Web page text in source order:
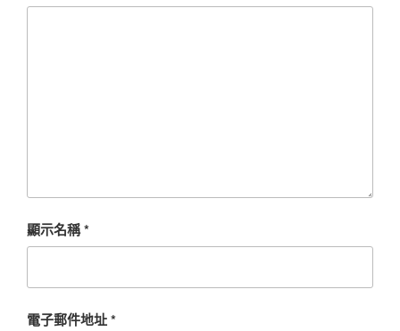
顯示名稱*
電子郵件地址*